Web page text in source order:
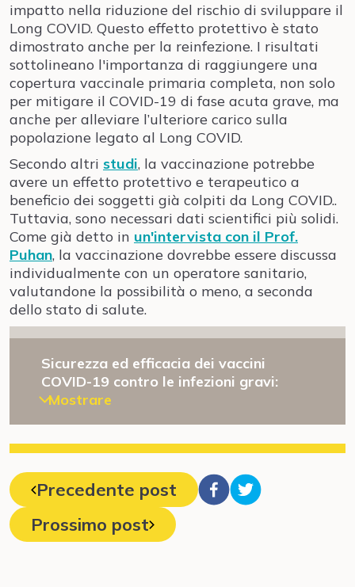
impatto nella riduzione del rischio di sviluppare il
Long COVID. Questo effetto protettivo è stato
dimostrato anche per la reinfezione. I risultati
sottolineano l'importanza di raggiungere una
copertura vaccinale primaria completa, non solo
per mitigare il COVID-19 di fase acuta grave, ma
anche per alleviare l’ulteriore carico sulla
popolazione legato al Long COVID.
Secondo altri studi, la vaccinazione potrebbe
avere un effetto protettivo e terapeutico a
beneficio dei soggetti già colpiti da Long COVID..
Tuttavia, sono necessari dati scientifici più solidi.
Come già detto in un'intervista con il Prof.
Puhan, la vaccinazione dovrebbe essere discussa
individualmente con un operatore sanitario,
valutandone la possibilità o meno, a seconda
dello stato di salute.
Sicurezza ed efficacia dei vaccini
COVID-19 contro le infezioni gravi:
Mostrare
Precedente post
Prossimo post